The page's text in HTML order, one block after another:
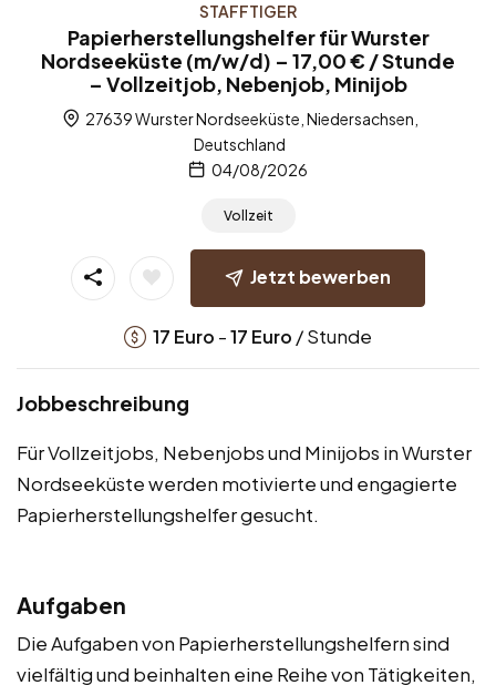
STAFFTIGER
Papierherstellungshelfer für Wurster
Nordseeküste (m/w/d) – 17,00 € / Stunde
– Vollzeitjob, Nebenjob, Minijob
27639 Wurster Nordseeküste, Niedersachsen,
Deutschland
04/08/2026
Vollzeit
Jetzt bewerben
17 Euro -17 Euro / Stunde
Jobbeschreibung
Für Vollzeitjobs, Nebenjobs und Minijobs in Wurster
Nordseeküste werden motivierte und engagierte
Papierherstellungshelfer gesucht.
Aufgaben
Die Aufgaben von Papierherstellungshelfern sind
vielfältig und beinhalten eine Reihe von Tätigkeiten,